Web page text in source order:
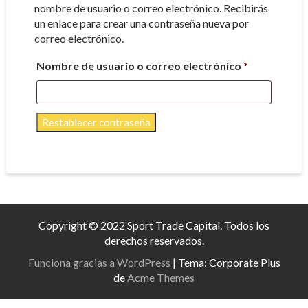
nombre de usuario o correo electrónico. Recibirás
un enlace para crear una contraseña nueva por
correo electrónico.
Nombre de usuario o correo electrónico *Obligatorio
Restablecer contraseña
Copyright © 2022 Sport Trade Capital. Todos los
derechos reservados.
Funciona gracias a WordPress | Tema: Corporate Plus
deAcme Themes